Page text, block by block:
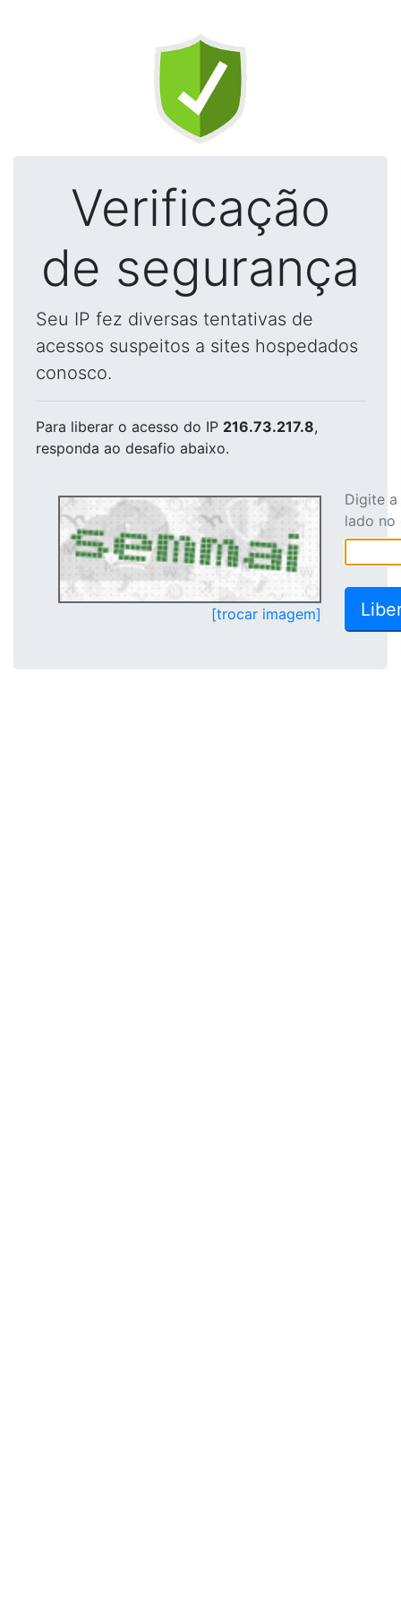
Verificação
de segurança
Seu IP fez diversas tentativas de
acessos suspeitos a sites hospedados
conosco.
Para liberar o acesso do IP 216.73.217.8,
responda ao desafio abaixo.
[trocar imagem]
Digite
lado no